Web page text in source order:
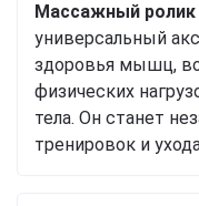
Массажный ролик
универсальный
здоровья мышц,
физических
тела. Он станет
тренировок и